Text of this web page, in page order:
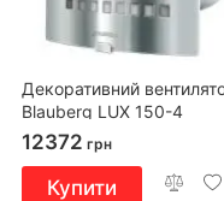
Декоративний
Blauberg LUX 150-4
12372 грн
Купити